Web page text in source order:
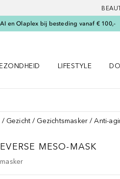
en Olaplex bij besteding vanaf € 100,-
LIFESTYLE
Gezicht Gezichtsmasker Anti-
MESO-MASK